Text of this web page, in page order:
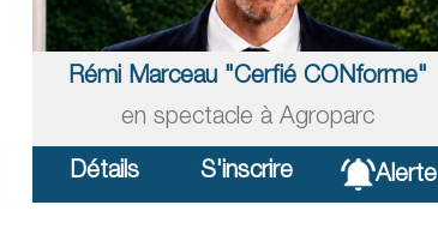
Rémi Marceau "Cerfié CONforme"
en spectacle à Agroparc
Détails S'inscrire Alerte